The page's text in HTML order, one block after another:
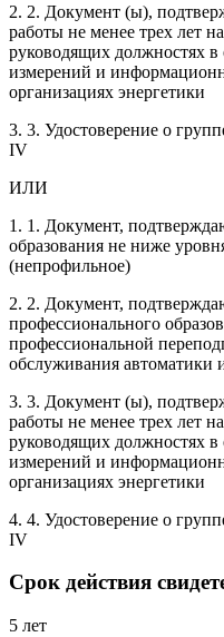
2. 2. Документ (ы),
работы не менее трех лет
руководящих должностях в
измерений и
организациях энергетики
3. 3. Удостоверение о
IV
ИЛИ
1. 1. Документ,
образования не ниже
(непрофильное)
2. 2. Документ,
профессионального
профессиональной
обслуживания автоматики
3. 3. Документ (ы),
работы не менее трех лет
руководящих должностях в
измерений и
организациях энергетики
4. 4. Удостоверение о
IV
Срок действия
5 лет